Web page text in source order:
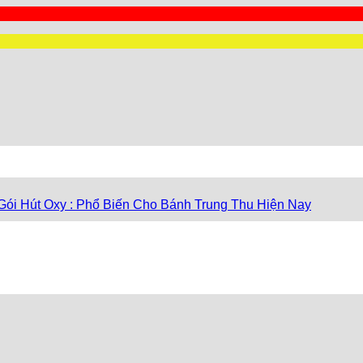
Hút Oxy : Phổ Biến Cho Bánh Trung Thu Hiện Nay